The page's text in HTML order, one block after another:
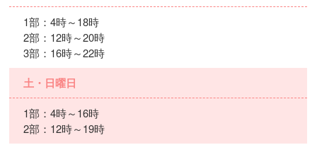
1部：4時～18時
2部：12時～20時
3部：16時～22時
土・日曜日
1部：4時～16時
2部：12時～19時